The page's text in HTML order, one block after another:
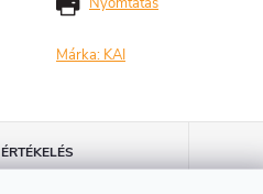
Márka: KAI
ÉRTÉKELÉS